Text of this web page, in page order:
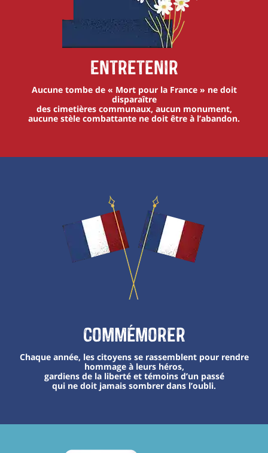
Entretenir
Aucune tombe de « Mort pour la France » ne doit
disparaître
des cimetières communaux, aucun monument,
aucune stèle combattante ne doit être à l’abandon.
Commémorer
Chaque année, les citoyens se rassemblent pour rendre
hommage à leurs héros,
gardiens de la liberté et témoins d’un passé
qui ne doit jamais sombrer dans l’oubli.